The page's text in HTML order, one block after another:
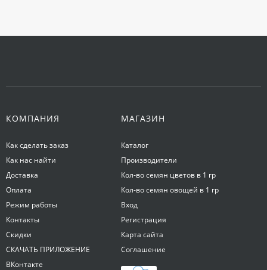
КОМПАНИЯ
Как сделать заказ
Как нас найти
Доставка
Оплата
Режим работы
Контакты
Скидки
СКАЧАТЬ ПРИЛОЖЕНИЕ
ВКонтакте
МАГАЗИН
Каталог
Производители
Кол-во семян цветов в 1 гр
Кол-во семян овощей в 1 гр
Вход
Регистрация
Карта сайта
Соглашение